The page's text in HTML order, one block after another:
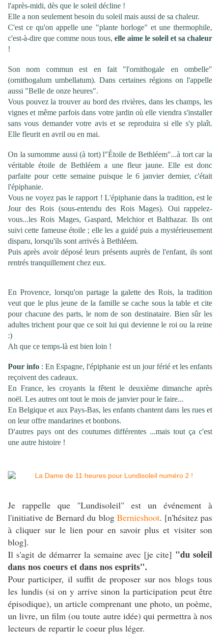
l'après-midi, dès que le soleil décline !
Elle a non seulement besoin du soleil mais aussi de sa chaleur.
C'est ce qu'on appelle une "plante horloge" et une thermophile,
c'est-à-dire que comme nous tous, elle aime le soleil et sa chaleur
!
Son nom commun est en fait "l'ornithogale en ombelle"
(ornithogalum umbellatum). Dans certaines régions on l'appelle
aussi "Belle de onze heures".
Vous pouvez la trouver au bord des rivières, dans les champs, les
vignes et même parfois dans votre jardin où elle viendra s'installer
sans vous demander votre avis et se reproduira si elle s'y plaît.
Elle fleurit en avril ou en mai.
On la surnomme aussi (à tort) l"Étoile de Bethléem"...à tort car la
véritable étoile de Bethléem a une fleur jaune. Elle est donc
parfaite pour cette semaine puisque le 6 janvier dernier, c'était
l'épiphanie.
Vous ne voyez pas le rapport ! L'épiphanie dans la tradition, est le
Jour des Rois (sous-entendu des Rois Mages). Oui rappelez-
vous...les Rois Mages, Gaspard, Melchior et Balthazar. Ils ont
suivi cette fameuse étoile ; elle les a guidé puis a mystérieusement
disparu, lorsqu'ils sont arrivés à Bethléem.
Puis après avoir déposé leurs présents auprès de l'enfant, ils sont
rentrés tranquillement chez eux.
En Provence, lorsqu'on partage la galette des Rois, la tradition
veut que le plus jeune de la famille se cache sous la table et cite
pour chacune des parts, le nom de son destinataire. Bien sûr les
adultes trichent pour que ce soit lui qui devienne le roi ou la reine
:)
Ah que ce temps-là est bien loin !
Pour info : En Espagne, l'épiphanie est un jour férié et les enfants
reçoivent des cadeaux.
En France, les croyants la fêtent le deuxième dimanche après
noël. Les autres ont tout le mois de janvier pour le faire...
En Belgique et aux Pays-Bas, les enfants chantent dans les rues et
on leur offre mandarines et bonbons.
D'autres pays ont des coutumes différentes ...mais tout ça c'est
une autre histoire !
Je rappelle que "Lundisoleil" est un événement à
l'initiative de Bernard du blog Bernieshoot. [n'hésitez pas
à cliquer sur le lien pour en savoir plus et visiter son
blog].
Il s'agit de démarrer la semaine avec [je cite] "du soleil
dans nos coeurs et dans nos esprits".
Pour participer, il suffit de proposer sur nos blogs tous
les lundis (si on y arrive sinon la participation peut être
épisodique), un article comprenant une photo, un poème,
un livre, un film (ou toute autre idée) qui permettra à nos
lecteurs de repartir le coeur plus léger.